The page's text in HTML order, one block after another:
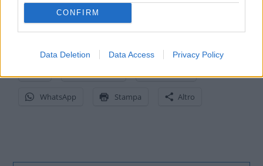
CONFIRM
Data Deletion Data Access Privacy Policy
LinkedIn
WhatsApp Stampa Altro